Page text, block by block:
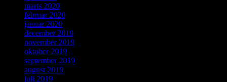
marts 2020
februar 2020
januar 2020
december 2019
november 2019
oktober 2019
september 2019
august 2019
juli 2019